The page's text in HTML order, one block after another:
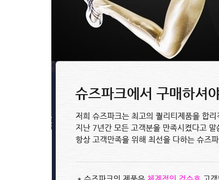
노스페이스 등산화 The NORTH FA..
89,800원
0~0원
0~0원